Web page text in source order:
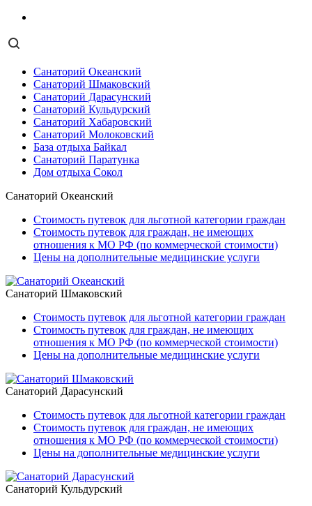
Санаторий Океанский
Санаторий Шмаковский
Санаторий Дарасунский
Санаторий Кульдурский
Санаторий Хабаровский
Санаторий Молоковский
База отдыха Байкал
Санаторий Паратунка
Дом отдыха Сокол
Санаторий Океанский
Стоимость путевок для льготной категории граждан
Стоимость путевок для граждан, не имеющих
отношения к МО РФ (по коммерческой стоимости)
Цены на дополнительные медицинские услуги
Санаторий Шмаковский
Стоимость путевок для льготной категории граждан
Стоимость путевок для граждан, не имеющих
отношения к МО РФ (по коммерческой стоимости)
Цены на дополнительные медицинские услуги
Санаторий Дарасунский
Стоимость путевок для льготной категории граждан
Стоимость путевок для граждан, не имеющих
отношения к МО РФ (по коммерческой стоимости)
Цены на дополнительные медицинские услуги
Санаторий Кульдурский